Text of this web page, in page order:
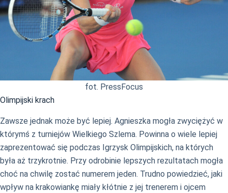
fot. PressFocus
Olimpijski krach
Zawsze jednak może być lepiej. Agnieszka mogła zwyciężyć w
którymś z turniejów Wielkiego Szlema. Powinna o wiele lepiej
zaprezentować się podczas Igrzysk Olimpijskich, na których
była aż trzykrotnie. Przy odrobinie lepszych rezultatach mogła
choć na chwilę zostać numerem jeden. Trudno powiedzieć, jaki
wpływ na krakowiankę miały kłótnie z jej trenerem i ojcem